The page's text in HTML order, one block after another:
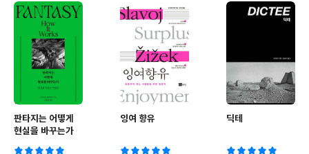
판타지는 어떻게
현실을 바꾸는가
잉여 향유 딕테